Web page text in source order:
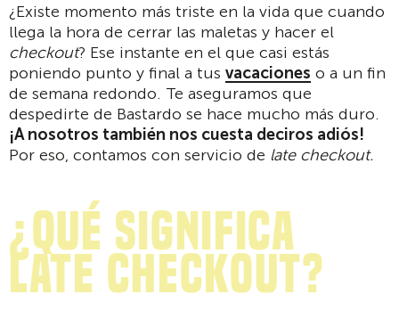
¿Existe momento más triste en la vida que cuando
llega la hora de cerrar las maletas y hacer el
checkout? Ese instante en el que casi estás
poniendo punto y final a tus vacaciones o a un fin
de semana redondo. Te aseguramos que
despedirte de Bastardo se hace mucho más duro.
¡A nosotros también nos cuesta deciros adiós!
Por eso, contamos con servicio de late checkout.
¿qué significa
late checkout?